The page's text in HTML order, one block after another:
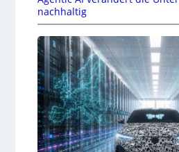
nachhaltig